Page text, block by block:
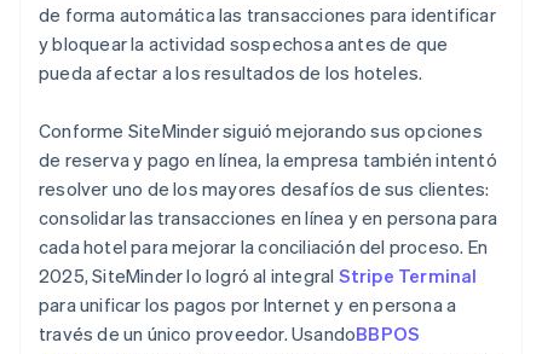
de forma automática las transacciones para identificar
y bloquear la actividad sospechosa antes de que
pueda afectar a los resultados de los hoteles.
Conforme SiteMinder siguió mejorando sus opciones
de reserva y pago en línea, la empresa también intentó
resolver uno de los mayores desafíos de sus clientes:
consolidar las transacciones en línea y en persona para
cada hotel para mejorar la conciliación del proceso. En
2025, SiteMinder lo logró al integral Stripe Terminal
para unificar los pagos por Internet y en persona a
través de un único proveedor. UsandoBBPOS